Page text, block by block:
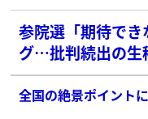
参院選「期待で
グ…批判続出の生
は？
全国の絶景ポイント